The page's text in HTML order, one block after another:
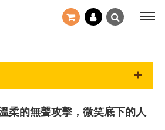
柔的無聲攻擊，微笑底下的人